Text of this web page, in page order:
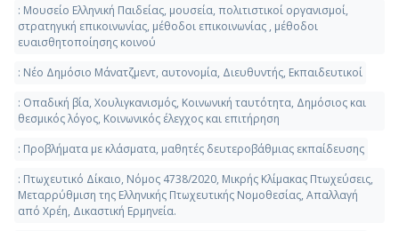
: Μουσείο Ελληνική Παιδείας, μουσεία, πολιτιστικοί οργανισμοί,
στρατηγική επικοινωνίας, μέθοδοι επικοινωνίας , μέθοδοι
ευαισθητοποίησης κοινού
: Νέο Δημόσιο Μάνατζμεντ, αυτονομία, Διευθυντής, Εκπαιδευτικοί
: Οπαδική βία, Χουλιγκανισμός, Κοινωνική ταυτότητα, Δημόσιος και
θεσμικός λόγος, Κοινωνικός έλεγχος και επιτήρηση
: Προβλήματα με κλάσματα, μαθητές δευτεροβάθμιας εκπαίδευσης
: Πτωχευτικό Δίκαιο, Νόμος 4738/2020, Μικρής Κλίμακας Πτωχεύσεις,
Μεταρρύθμιση της Ελληνικής Πτωχευτικής Νομοθεσίας, Απαλλαγή
από Χρέη, Δικαστική Ερμηνεία.